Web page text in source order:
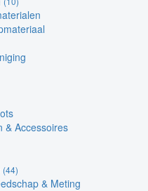
& Accessoires
(44)
& Meting